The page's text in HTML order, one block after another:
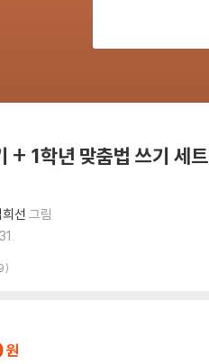
+ 1학년 맞춤법 쓰기 세트
선 그림